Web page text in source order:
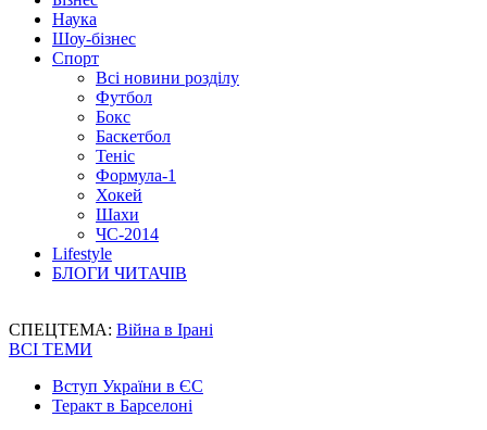
Наука
Шоу-бізнес
Спорт
Всі новини розділу
Футбол
Бокс
Баскетбол
Теніс
Формула-1
Хокей
Шахи
ЧС-2014
Lifestyle
БЛОГИ ЧИТАЧІВ
СПЕЦТЕМА: Війна в Ірані
ВСІ ТЕМИ
Вступ України в ЄС
Теракт в Барселоні